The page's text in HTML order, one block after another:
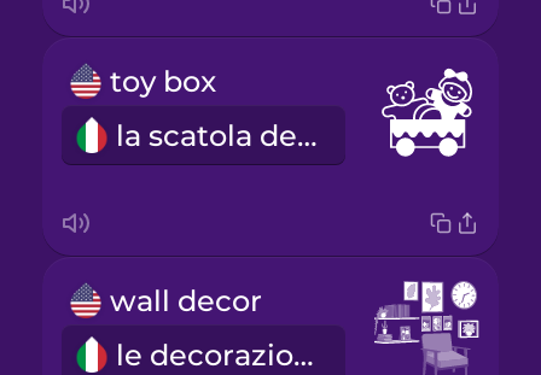
toy box
la scatola dei giocattoli
wall decor
le decorazioni da parete